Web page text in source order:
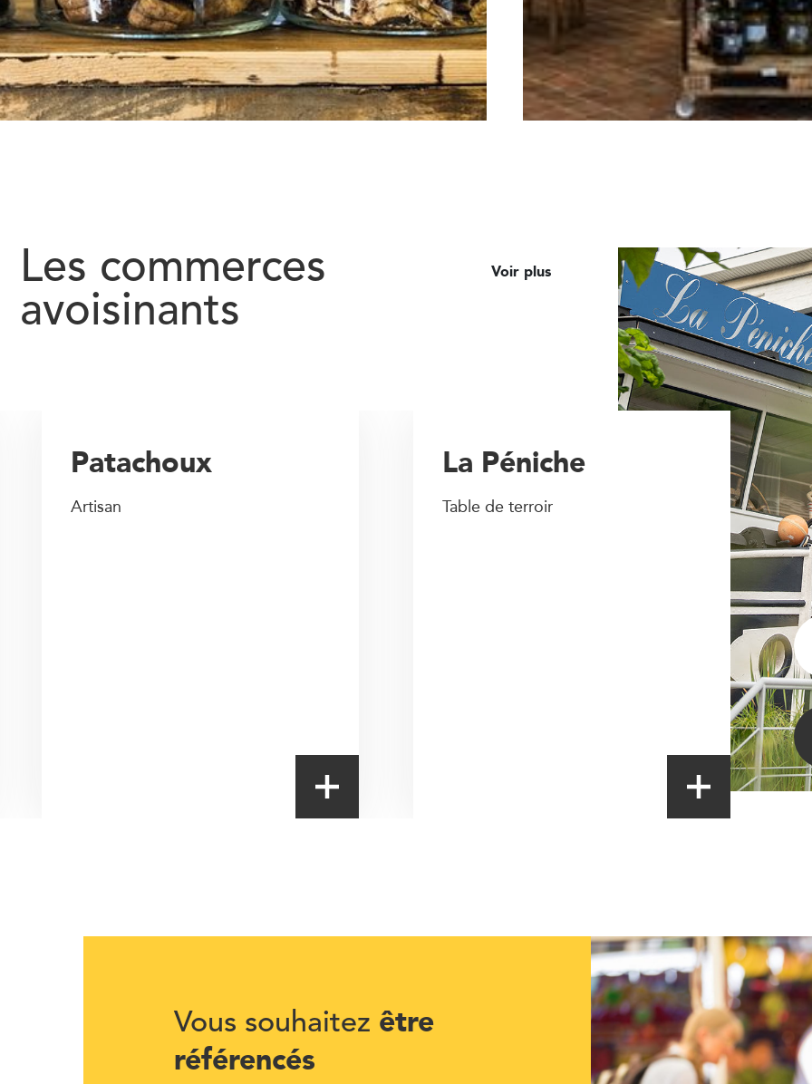
Les commerces
avoisinants
Voir plus
La Péniche
Table de terroir
Patachoux
Artisan
Vous souhaitez être
référencés